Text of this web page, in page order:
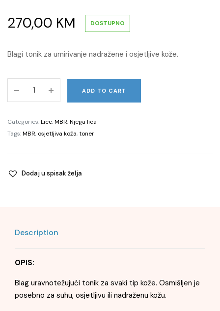
270,00 KM DOSTUPNO
Blagi tonik za umirivanje nadražene i osjetljive kože.
med®
Tonic,
150
quantity
ADD TO CART
Categories:Lice,MBR,Njega lica
Tags:MBR, osjetljiva koža,toner
Dodaj u spisak želja
Description
OPIS:
Blag uravnotežujući tonik za svaki tip kože. Osmišljen je
posebno za suhu, osjetljivu ili nadraženu kožu.